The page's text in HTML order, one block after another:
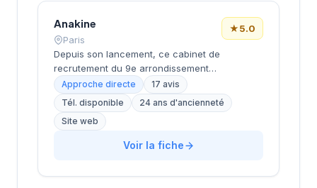
prestations de conseil en recrutement.
Anakine
Paris
★5.0
Depuis son lancement, ce cabinet de
recrutement du 9e arrondissement
accompagne les entreprises dans leurs
recherches de talents, avec une approche
centrée sur les métiers du digital et de la tech.
Basée rue de Clichy dans le quartier Opéra-
Grands Boulevards, la structure développe
une expertise particulière sur les profils
Approche directe
17 avis
Tél. disponible
24 ans d'ancienneté
Site web
Voir la fiche